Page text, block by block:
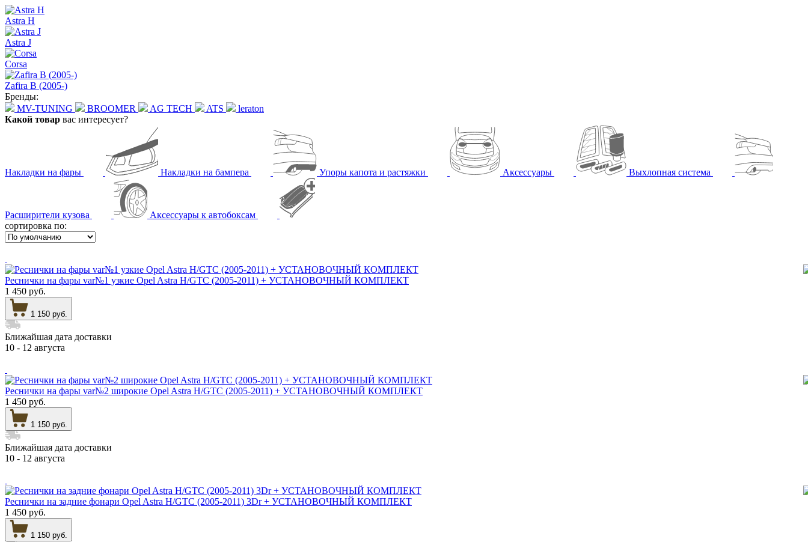
Astra H
Astra J
Corsa
Zafira B (2005-)
Бренды:
MV-TUNING
BROOMER AG TECH ATS
leraton
Какой товар вас интересует?
Накладки на фары Накладки на бампера Упоры капота и растяжки Аксессуары Выхлопная система
Расширители кузова
Аксессуары к автобоксам
сортировка по:
Реснички на фары var№1 узкие Opel Astra H/GTC (2005-2011) + УСТАНОВОЧНЫЙ КОМПЛЕКТ
1 450 руб.
1 150 руб.
Ближайшая дата доставки
10 - 12 августа
Реснички на фары var№2 широкие Opel Astra H/GTC (2005-2011) + УСТАНОВОЧНЫЙ КОМПЛЕКТ
1 450 руб.
1 150 руб.
Ближайшая дата доставки
10 - 12 августа
Реснички на задние фонари Opel Astra H/GTC (2005-2011) 3Dr + УСТАНОВОЧНЫЙ КОМПЛЕКТ
1 450 руб.
1 150 руб.